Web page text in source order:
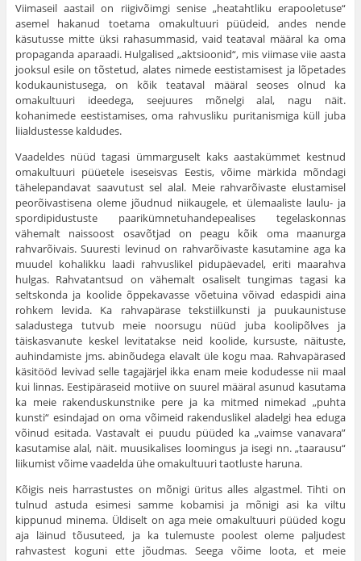
Viimaseil aastail on riigivõimgi senise „heatahtliku erapooletuse“
asemel hakanud toetama omakultuuri püüdeid, andes nende
käsutusse mitte üksi rahasummasid, vaid teataval määral ka oma
propaganda aparaadi. Hulgalised „aktsioonid“, mis vii­mase viie aasta
jooksul esile on tõstetud, alates nimede eestistamisest ja lõpetades
kodukaunistusega, on kõik teataval määral seoses olnud ka
omakultuuri ideedega, seejuures mõnelgi alal, nagu näit.
kohanimede eestistamises, oma rahvusliku puritanismiga küll juba
liialdustesse kaldudes.
Vaadeldes nüüd tagasi ümmarguselt kaks aastakümmet kestnud
omakultuuri püüetele iseseisvas Eestis, võime märkida mõn­dagi
tähelepandavat saavutust sel alal. Meie rahvarõivaste elusta­misel
peorõivastisena oleme jõudnud niikaugele, et ülemaaliste laulu- ja
spordipidustuste paarikümnetuhandepealises tegelas­konnas
vähemalt naissoost osavõtjad on peagu kõik oma maa­nurga
rahvarõivais. Suuresti levinud on rahvarõivaste kasutamine aga ka
muudel kohalikku laadi rahvuslikel pidupäevadel, eriti maarahva
hulgas. Rahvatantsud on vähemalt osaliselt tungi­mas tagasi ka
seltskonda ja koolide õppekavasse võetuina või­vad edaspidi aina
rohkem levida. Ka rahvapärase tekstiilkunsti ja puukaunistuse
saladustega tutvub meie noorsugu nüüd juba koolipõlves ja
täiskasvanute keskel levitatakse neid koolide, kur­suste, näituste,
auhindamiste jms. abinõudega elavalt üle kogu maa. Rahvapärased
käsitööd levivad selle tagajärjel ikka enam meie kodudesse nii maal
kui linnas. Eestipäraseid motiive on suurel määral asunud kasutama
ka meie rakenduskunstnike pere ja ka mitmed nimekad „puhta
kunsti“ esindajad on oma võimeid rakenduslikel aladelgi hea eduga
võinud esitada. Vasta­valt ei puudu püüded ka „vaimse vanavara”
kasutamise alal, näit. muusikalises loomingus ja isegi nn. „taarausu“
liikumist võime vaadelda ühe omakultuuri taotluste haruna.
Kõigis neis harrastustes on mõnigi üritus alles algastmel. Tihti on
tulnud astuda esimesi samme kobamisi ja mõnigi asi ka viltu
kippunud minema. Üldiselt on aga meie omakultuuri püüded kogu
aja läinud tõusuteed, ja ka tulemuste poolest oleme paljudest
rahvastest koguni ette jõudmas. Seega võime loota, et meie